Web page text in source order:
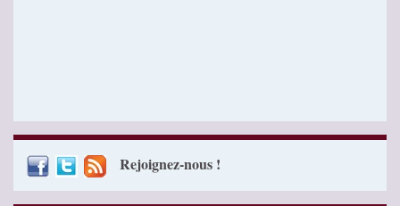
Rejoignez-nous !